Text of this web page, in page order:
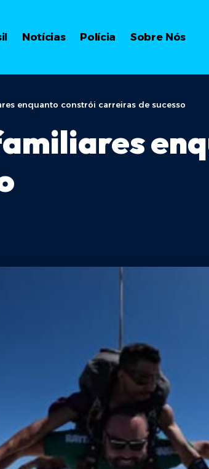
Notícias Polícia Sobre Nós
enquanto constrói carreiras de sucesso